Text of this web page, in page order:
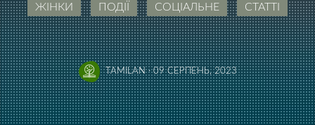
ЖІНКИ ПОДІЇ СОЦІАЛЬНЕ СТАТТІ
TAMILAN·09 СЕРПЕНЬ, 2023